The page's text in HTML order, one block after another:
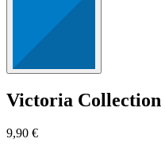
Victoria Collection
9,90 €